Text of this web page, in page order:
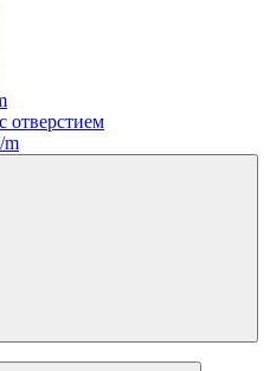
отверстием
m